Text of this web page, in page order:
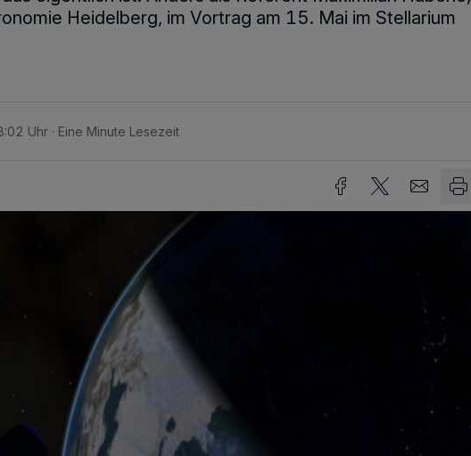
Heidelberg, im Vortrag am 15. Mai im Stellarium
Uhr Eine Minute Lesezeit